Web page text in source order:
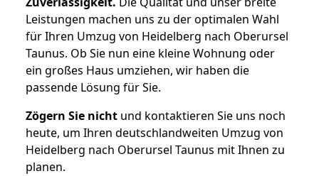
Leistungen machen uns zu der optimalen Wahl
für Ihren Umzug von Heidelberg nach Oberursel
Taunus. Ob Sie nun eine kleine Wohnung oder
ein großes Haus umziehen, wir haben die
passende Lösung für Sie.
Zögern Sie nicht und kontaktieren Sie uns noch
heute, um Ihren deutschlandweiten Umzug von
Heidelberg nach Oberursel Taunus mit Ihnen zu
planen.